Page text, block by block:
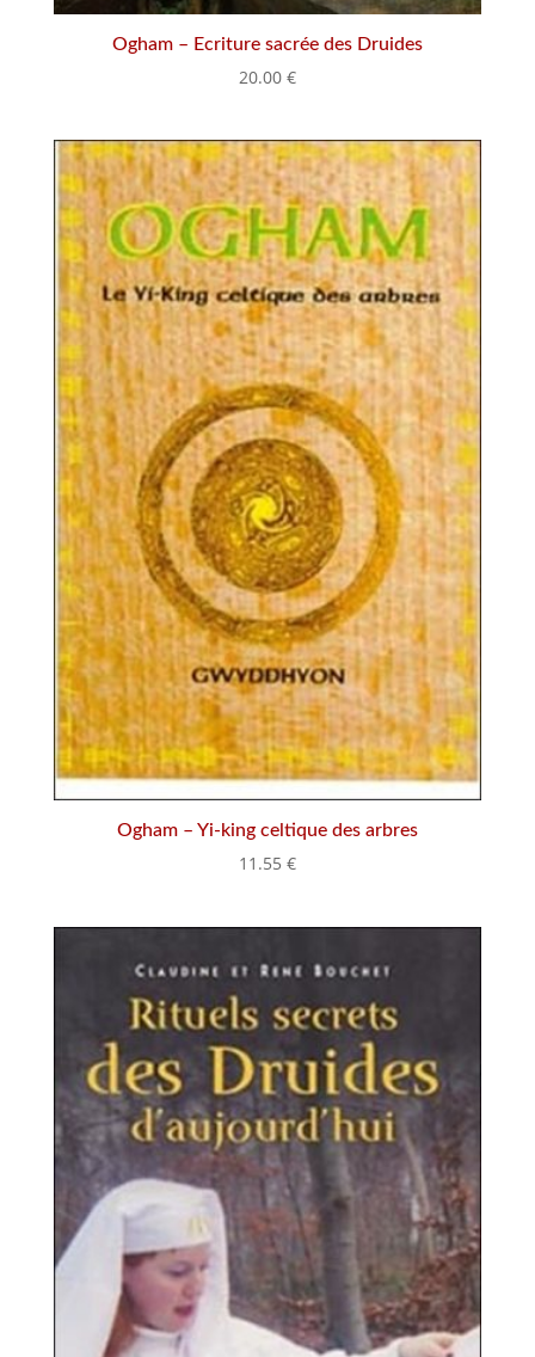
Ogham – Ecriture sacrée des Druides
20.00 €
Ogham – Yi-king celtique des arbres
11.55 €